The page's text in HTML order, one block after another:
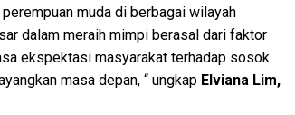
muda di berbagai wilayah
dalam meraih mimpi berasal dari faktor
ekspektasi masyarakat terhadap sosok
masa depan, “ ungkap Elviana Lim,